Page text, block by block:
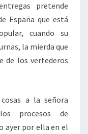
pretende
España que está
cuando su
la mierda que
de los vertederos
a la señora
procesos de
ayer por ella en el